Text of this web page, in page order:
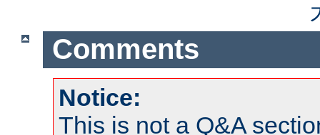
Comments
Notice:
This is not a Q&A